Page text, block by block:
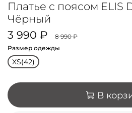
Платье с поясом ELIS
Чёрный
3 990 ₽
8 990 ₽
Размер одежды
XS(42)
В